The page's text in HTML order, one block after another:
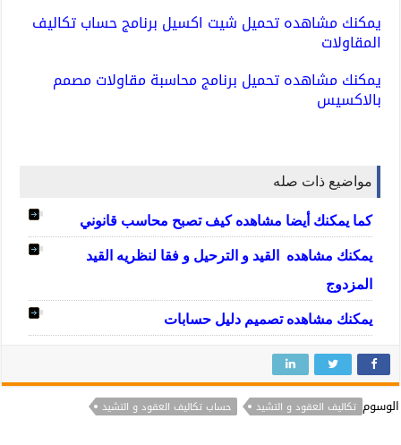
يمكنك مشاهدهتحميل شيت اكسيل برنامج حساب تكاليف
المقاولات
يمكنك مشاهدهتحميل برنامج محاسبة مقاولات مصمم
بالاكسيس
مواضيع ذات صله
كما يمكنك أيضا مشاهدهكيف تصبح محاسب قانوني
يمكنك مشاهده
القيد و الترحيل و فقا لنظريه القيد
المزدوج
يمكنك مشاهدهتصميم دليل حسابات
الوسوم تكاليف العقود و التشيد حساب تكاليف العقود و التشيد